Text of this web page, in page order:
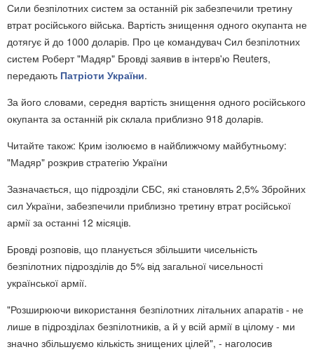
Сили безпілотних систем за останній рік забезпечили третину
втрат російського війська. Вартість знищення одного окупанта не
дотягує й до 1000 доларів. Про це командувач Сил безпілотних
систем Роберт "Мадяр" Бровді заявив в інтерв'ю Reuters,
передають Патріоти України.
За його словами, середня вартість знищення одного російського
окупанта за останній рік склала приблизно 918 доларів.
Читайте також: Крим ізолюємо в найближчому майбутньому:
"Мадяр" розкрив стратегію України
Зазначається, що підрозділи СБС, які становлять 2,5% Збройних
сил України, забезпечили приблизно третину втрат російської
армії за останні 12 місяців.
Бровді розповів, що планується збільшити чисельність
безпілотних підрозділів до 5% від загальної чисельності
української армії.
"Розширюючи використання безпілотних літальних апаратів - не
лише в підрозділах безпілотників, а й у всій армії в цілому - ми
значно збільшуємо кількість знищених цілей", - наголосив